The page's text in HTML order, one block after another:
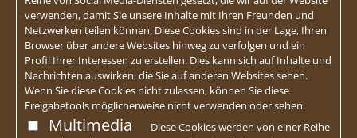
verwenden, damit Sie unsere Inhalte mit Ihren Freunden und
Netzwerken teilen können. Diese Cookies sind in der Lage, Ihren
Browser über andere Websites hinweg zu verfolgen und ein
Profil Ihrer Interessen zu erstellen. Dies kann sich auf Inhalte und
Nachrichten auswirken, die Sie auf anderen Websites sehen.
Wenn Sie diese Cookies nicht zulassen, können Sie diese
Freigabetools möglicherweise nicht verwenden oder sehen.
Multimedia
Diese Cookies werden von einer Reihe